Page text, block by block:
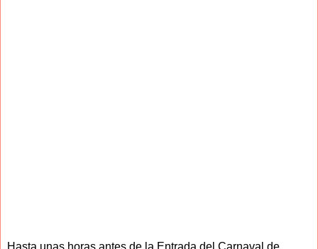
Hasta unas horas antes de la Entrada del Carnaval de